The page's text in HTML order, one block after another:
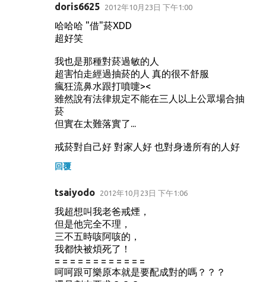
doris6625 2012年10月23日 下午1:00
哈哈哈 "借"菸XDD
超好笑
我也是那種對菸過敏的人
超害怕走經過抽菸的人 真的很不舒服
瘋狂流鼻水跟打噴嚏><
雖然說有法律規定不能在三人以上公眾場合抽
菸
但實在太難落實了...
戒菸對自己好 對家人好 也對身邊所有的人好
回覆
tsaiyodo 2012年10月23日 下午1:06
我超想叫我老爸戒煙，
但是他完全不理，
三不五時咳阿咳的，
我都快被煩死了！
= = = = = = = = = = = =
呵呵跟可樂原本就是要配成對的嗎？？？